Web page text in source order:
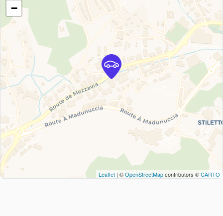
−
Leaflet | ©OpenStreetMapcontributors ©CARTO